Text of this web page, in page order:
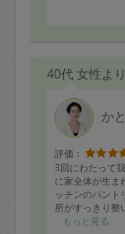
40代 女性より
か
評価：
3回にわたって
に家全体が生ま
ッチンのパント
所がすっきり整
もっと見る